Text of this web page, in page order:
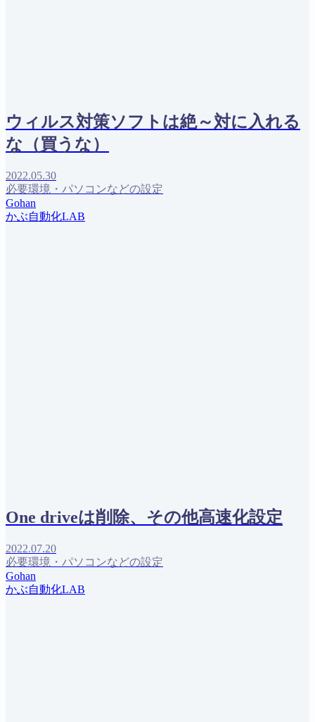
ウィルス対策ソフトは絶～対に入れる
な（買うな）
2022.05.30
必要環境・パソコンなどの設定
Gohan
かぶ自動化LAB
One driveは削除、その他高速化設定
2022.07.20
必要環境・パソコンなどの設定
Gohan
かぶ自動化LAB